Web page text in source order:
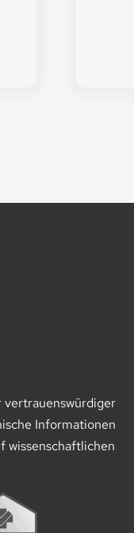
vertrauenswürdiger
Informationen
wissenschaftlichen